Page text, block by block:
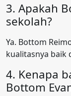
3. Apakah
sekolah?
Ya. Bottom
kualitasnya baik
4. Kenapa
Bottom